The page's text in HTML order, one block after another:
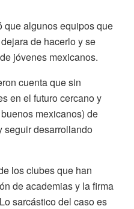
que algunos equipos que
de hacerlo y se
jóvenes mexicanos.
cuenta que sin
en el futuro cercano y
mexicanos) de
seguir desarrollando
los clubes que han
de academias y la firma
sarcástico del caso es